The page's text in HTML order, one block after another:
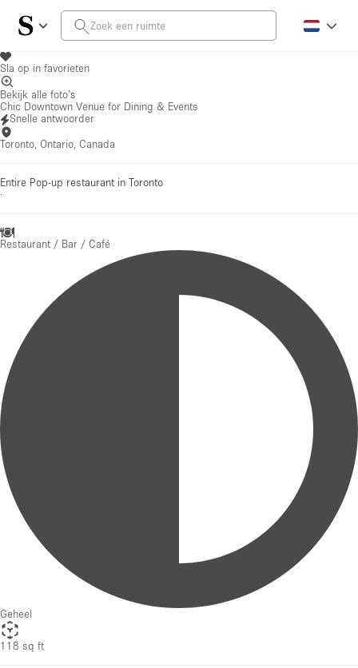
Sla op in favorieten
Bekijk alle foto's
Chic Downtown Venue for Dining & Events
Snelle antwoorder
Toronto, Ontario, Canada
Entire Pop-up restaurant in Toronto
·
Restaurant / Bar / Café
Geheel
118 sq ft